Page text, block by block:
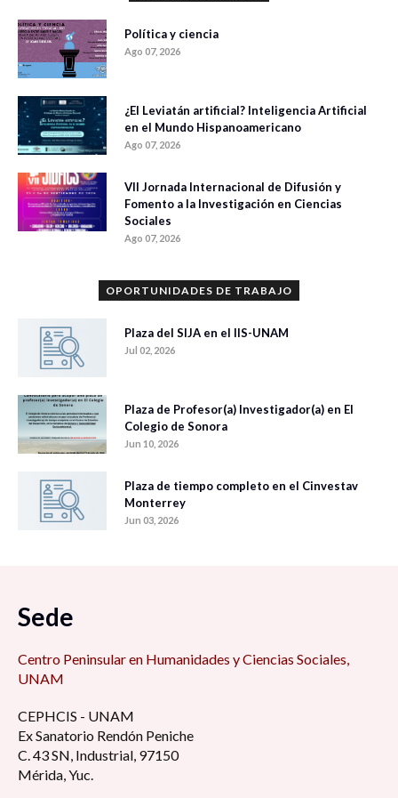
Política y ciencia
Ago 07, 2026
¿El Leviatán artificial? Inteligencia Artificial
en el Mundo Hispanoamericano
Ago 07, 2026
VII Jornada Internacional de Difusión y
Fomento a la Investigación en Ciencias
Sociales
Ago 07, 2026
OPORTUNIDADES DE TRABAJO
Plaza del SIJA en el IIS-UNAM
Jul 02, 2026
Plaza de Profesor(a) Investigador(a) en El
Colegio de Sonora
Jun 10, 2026
Plaza de tiempo completo en el Cinvestav
Monterrey
Jun 03, 2026
Sede
Centro Peninsular en Humanidades y Ciencias Sociales,
UNAM
CEPHCIS - UNAM
Ex Sanatorio Rendón Peniche
C. 43 SN, Industrial, 97150
Mérida, Yuc.